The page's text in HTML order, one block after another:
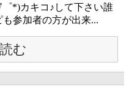
*)カキコ♪して下さい誰
参加者の方が出来...
む